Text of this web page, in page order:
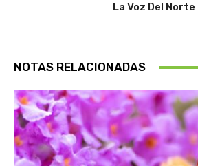
La Voz Del Norte
NOTAS RELACIONADAS